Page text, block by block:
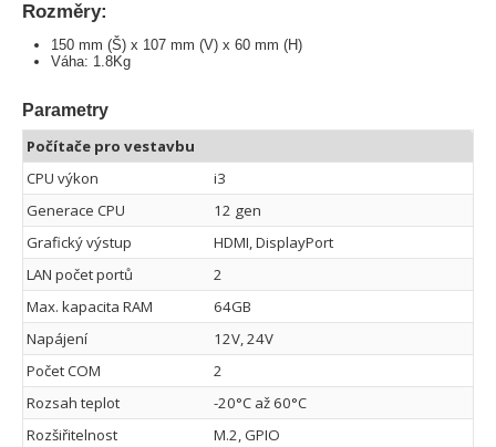
Rozměry:
150 mm (Š) x 107 mm (V) x 60 mm (H)
Váha: 1.8Kg
Parametry
Počítače pro vestavbu
CPU výkon
i3
Generace CPU
12 gen
Grafický výstup
HDMI, DisplayPort
LAN počet portů
2
Max. kapacita RAM
64GB
Napájení
12V, 24V
Počet COM
2
Rozsah teplot
-20°C až 60°C
Rozšiřitelnost
M.2, GPIO